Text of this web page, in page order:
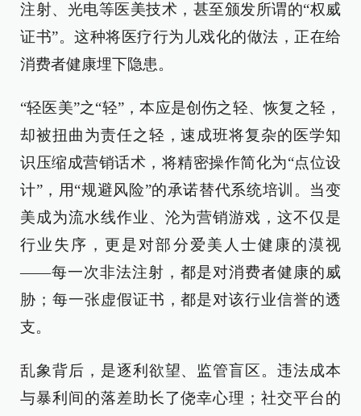
注射、光电等医美技术，甚至颁发所谓的“权威
证书”。这种将医疗行为儿戏化的做法，正在给
消费者健康埋下隐患。
“轻医美”之“轻”，本应是创伤之轻、恢复之轻，
却被扭曲为责任之轻，速成班将复杂的医学知
识压缩成营销话术，将精密操作简化为“点位设
计”，用“规避风险”的承诺替代系统培训。当变
美成为流水线作业、沦为营销游戏，这不仅是
行业失序，更是对部分爱美人士健康的漠视
——每一次非法注射，都是对消费者健康的威
胁；每一张虚假证书，都是对该行业信誉的透
支。
乱象背后，是逐利欲望、监管盲区。违法成本
与暴利间的落差助长了侥幸心理；社交平台的